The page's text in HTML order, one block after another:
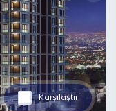
Karşılaştır